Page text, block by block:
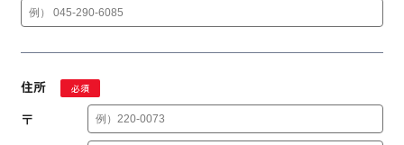
住所 必須
〒